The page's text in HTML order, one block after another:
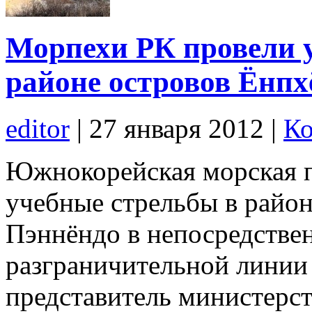
Морпехи РК провели
районе островов
editor | 27 января 2012 |
Южнокорейская морская
учебные стрельбы в
Пэннёндо в
разграничительной
представитель